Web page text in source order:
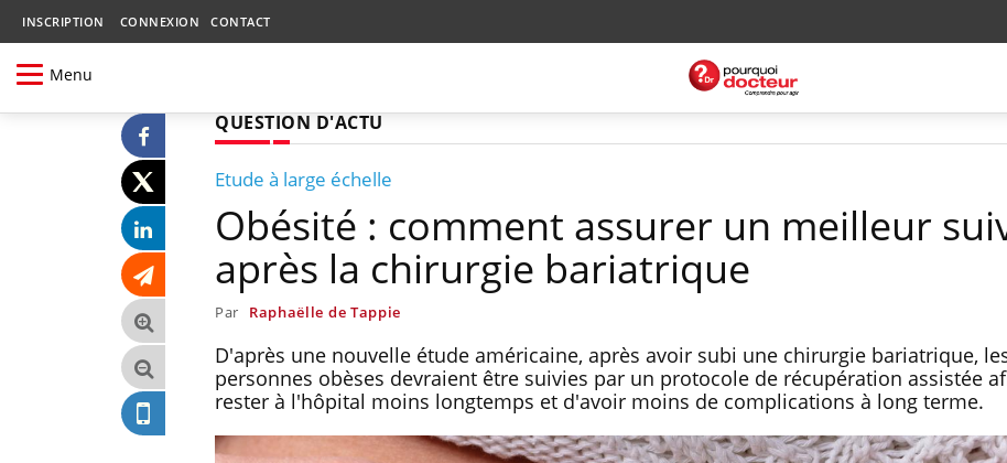
INSCRIPTION CONNEXION CONTACT
Menu
QUESTION D'ACTU
Etude à large échelle
Obésité : comment assurer un meilleur
après la chirurgie bariatrique
Par Raphaëlle de Tappie
D'après une nouvelle étude américaine, après avoir subi une chirurgie bariatrique,
personnes obèses devraient être suivies par un protocole de récupération assistée
rester à l'hôpital moins longtemps et d'avoir moins de complications à long terme.